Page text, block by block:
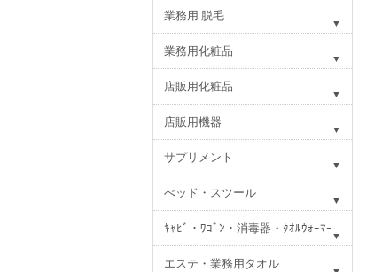
業務用 脱毛
業務用化粧品
店販用化粧品
店販用機器
サプリメント
べッド・スツール
ｷｬﾋﾞ・ﾜｺﾞﾝ・消毒器・ﾀｵﾙｳｫｰﾏｰ
エステ・業務用タオル